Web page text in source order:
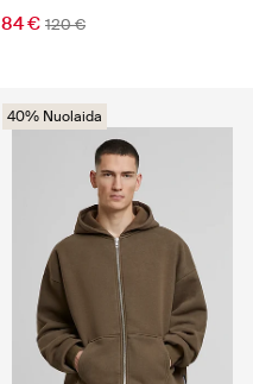
84 € 120 €
40% Nuolaida